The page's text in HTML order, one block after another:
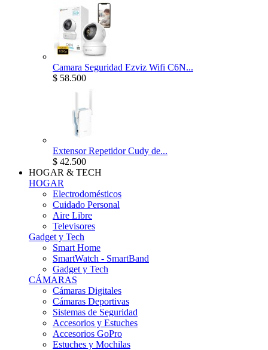
Camara Seguridad Ezviz Wifi C6N...
$ 58.500
Extensor Repetidor Cudy de...
$ 42.500
HOGAR & TECH
HOGAR
Electrodomésticos
Cuidado Personal
Aire Libre
Televisores
Gadget y Tech
Smart Home
SmartWatch - SmartBand
Gadget y Tech
CÁMARAS
Cámaras Digitales
Cámaras Deportivas
Sistemas de Seguridad
Accesorios y Estuches
Accesorios GoPro
Estuches y Mochilas